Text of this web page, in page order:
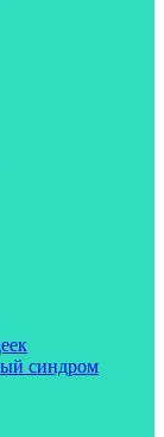
синдром